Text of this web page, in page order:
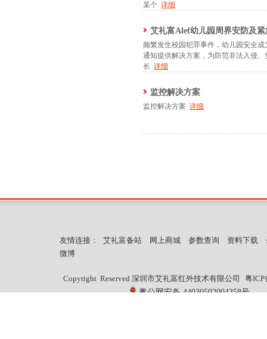
某个 详细
艾礼富Alef幼儿园周界安防及
频繁发生校园犯罪事件，幼儿园安全
通知提供解决方案，为防范非法入侵
长 详细
监控解决方案
监控解决方案 详细
友情连接： 艾礼富备站 网上商城 参数查询 资料下载
微博
Copyright Reserved 深圳市艾礼富红外技术有限公司 粤ICP
粤公网安备 44030502004358号